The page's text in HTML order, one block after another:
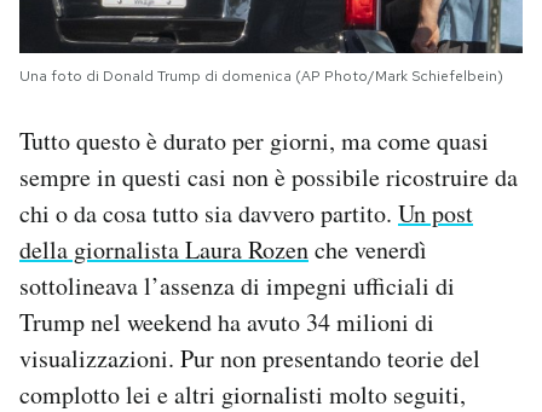
Una foto di Donald Trump di domenica (AP Photo/Mark Schiefelbein)
Tutto questo è durato per giorni, ma come quasi
sempre in questi casi non è possibile ricostruire da
chi o da cosa tutto sia davvero partito. Un post
della giornalista Laura Rozenche venerdì
sottolineava l’assenza di impegni ufficiali di
Trump nel weekend ha avuto 34 milioni di
visualizzazioni. Pur non presentando teorie del
complotto lei e altri giornalisti molto seguiti,